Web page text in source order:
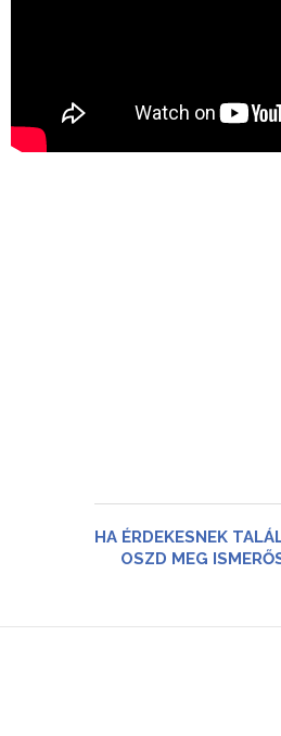
HA ÉRDEKESNEK
OSZD MEG